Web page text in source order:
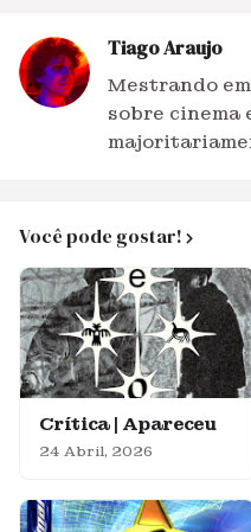
Tiago Araujo
Mestrando
sobre cinema
Você pode gostar!
Crítica | Apareceu
24 Abril, 2026